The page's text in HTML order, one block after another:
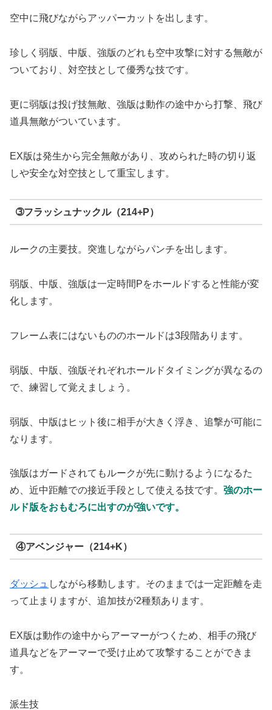
空中に飛びながらアッパーカットを出します。
珍しく弱版、中版、強版のどれも空中攻撃に対する無敵が
ついており、対空技として優秀な技です。
更に弱版は投げ技無敵、強版は動作の途中から打撃、飛び
道具無敵がついています。
EX版は発生から完全無敵があり、攻められた時の切り返
しや安全な対空技として重宝します。
➂フラッシュナックル（214+P）
ルークの主要技。突進しながらパンチを出します。
弱版、中版、強版は一定時間Pをホールドすると性能が変
化します。
フレーム表にはないもののホールドは3段階あります。
弱版、中版、強版それぞれホールドタイミングが異なるの
で、練習して覚えましょう。
弱版、中版はヒット後に相手が大きく浮き、追撃が可能に
なります。
強版はガードされてもルークが先に動けるようになるた
め、近中距離での接近手段として使える技です。 強のホー
ルド版をおもむろに出すのが強いです。
④アベンジャー（214+K）
ダッシュ しながら移動します。そのままでは一定距離を走
って止まりますが、追加技が2種類あります。
EX版は動作の途中からアーマーがつくため、相手の飛び
道具などをアーマーで受け止めて攻撃することができま
す。
派生技